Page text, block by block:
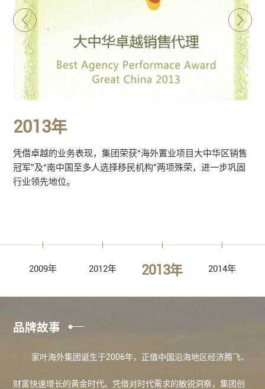
2013年
凭借卓越的业务表现，集团荣获“海外置业项目大中华区销售
冠军”及“南中国至多人选择移民机构”两项殊荣，进一步巩固
行业领先地位。
2009年 2012年 2013年 2014年
品牌故事
家叶海外集团诞生于2006年，正值中国沿海地区经济腾飞、
财富快速增长的黄金时代。凭借对时代需求的敏锐洞察，集团创